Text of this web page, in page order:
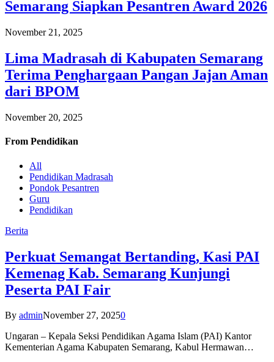
Semarang Siapkan Pesantren Award 2026
November 21, 2025
Lima Madrasah di Kabupaten Semarang
Terima Penghargaan Pangan Jajan Aman
dari BPOM
November 20, 2025
From Pendidikan
All
Pendidikan Madrasah
Pondok Pesantren
Guru
Pendidikan
Berita
Perkuat Semangat Bertanding, Kasi PAI
Kemenag Kab. Semarang Kunjungi
Peserta PAI Fair
By adminNovember 27, 20250
Ungaran – Kepala Seksi Pendidikan Agama Islam (PAI) Kantor
Kementerian Agama Kabupaten Semarang, Kabul Hermawan…